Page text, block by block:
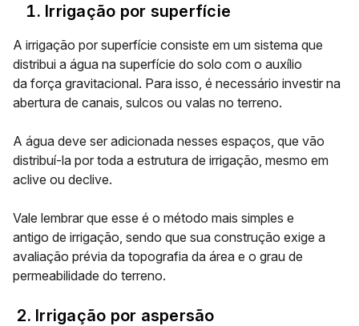
Irrigação por superfície
A irrigação por superfície consiste em um sistema que
distribui a água na superfície do solo com o auxílio
da força gravitacional. Para isso, é necessário investir na
abertura de canais, sulcos ou valas no terreno.
A água deve ser adicionada nesses espaços, que vão
distribuí-la por toda a estrutura de irrigação, mesmo em
aclive ou declive.
Vale lembrar que esse é o método mais simples e
antigo de irrigação, sendo que sua construção exige a
avaliação prévia da topografia da área e o grau de
permeabilidade do terreno.
2. Irrigação por aspersão